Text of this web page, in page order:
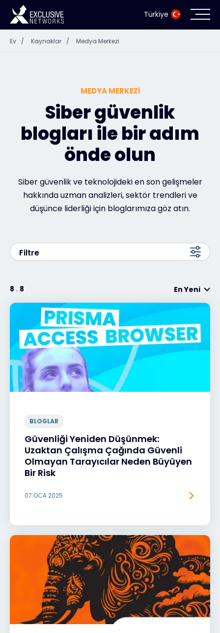
Türkiye
Kaynaklar
Şirket
İş Ortağı Portalı
İletişim
Ev / Kaynaklar / Medya Merkezi
MEDYA MERKEZI
Siber güvenlik
blogları ile bir adım
önde olun
Siber güvenlik ve teknolojideki en son gelişmeler
hakkında uzman analizleri, sektör trendleri ve
düşünce liderliği için bloglarımıza göz atın.
Filtre
8 . 8 En Yeni
BLOGLAR
Güvenliği Yeniden Düşünmek:
Uzaktan Çalışma Çağında Güvenli
Olmayan Tarayıcılar Neden Büyüyen
Bir Risk
07 OCA 2025